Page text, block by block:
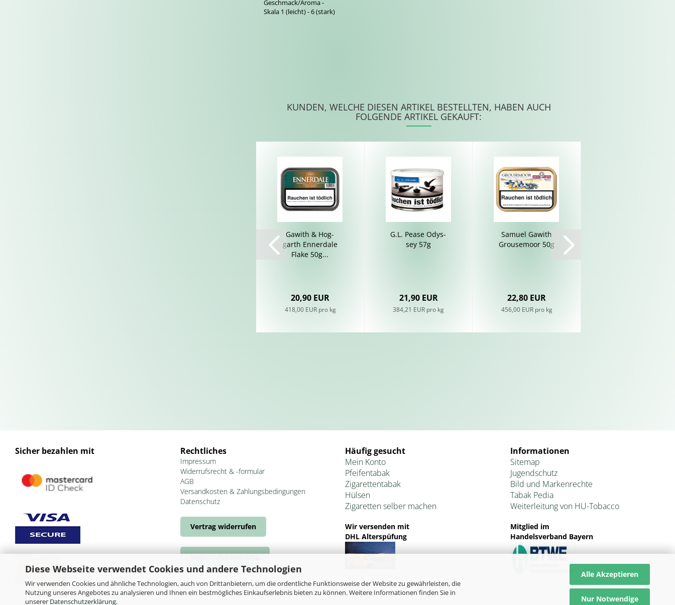
Diese Webseite verwendet Cookies und andere Technologien
Wir verwenden Cookies und ähnliche Technologien, auch von Drittanbietern, um die ordentliche Funktionsweise der Website zu gewährleisten, die
Nutzung unseres Angebotes zu analysieren und Ihnen ein bestmögliches Einkaufserlebnis bieten zu können. Weitere Informationen finden Sie in
unserer Datenschutzerklärung.
Alle Akzeptieren
Nur Notwendige
Geschmack/Aroma -
Skala 1 (leicht) - 6 (stark)
KUNDEN, WELCHE DIESEN ARTIKEL BESTELLTEN, HABEN AUCH
FOLGENDE ARTIKEL GEKAUFT:
Ga­with & Hog­
garth En­nerdale
Flake 50g...
20,90 EUR
418,00 EUR pro kg
G.L. Pease Odys­
sey 57g
21,90 EUR
384,21 EUR pro kg
Sa­mu­el Ga­with
Grou­se­moor 50g
22,80 EUR
456,00 EUR pro kg
Sicher bezahlen mit Rechtliches
Impressum
Widerrufsrecht & -formular
AGB
Versandkosten & Zahlungsbedingungen
Datenschutz
Vertrag widerrufen
Widerrufsbelehrung
Häufig gesucht
Mein Konto
Pfeifentabak
Zigarettentabak
Hülsen
Zigaretten selber machen
Wir versenden mit
DHL Alterspüfung
Informationen
Sitemap
Jugendschutz
Bild und Markenrechte
Tabak Pedia
Weiterleitung von HU-Tobacco
Mitglied im
Handelsverband Bayern